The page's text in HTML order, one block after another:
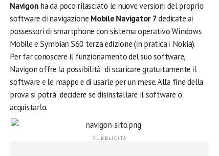
Navigonha da poco rilasciato le nuove versioni del proprio
software di navigazione Mobile Navigator 7dedicate ai
possessori di smartphone con sistema operativo Windows
Mobile e Symbian S60 terza edizione (in pratica i Nokia).
Per far conoscere il funzionamento del suo software,
Navigon offre la possibilità di scaricare gratuitamente il
software e le mappe e di usarle per un mese. Alla fine della
prova si potrà decidere se disinstallare il software o
acquistarlo.